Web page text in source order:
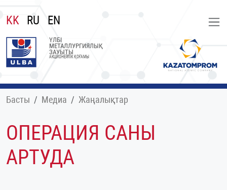
KK RU EN
ҮЛБІ
МЕТАЛЛУРГИЯЛЫҚ
ЗАУЫТЫ
АКЦИОНЕРЛІК ҚОҒАМЫ
Басты Медиа Жаңалықтар
ОПЕРАЦИЯ САНЫ
АРТУДА